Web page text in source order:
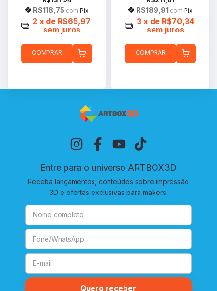
R$118,75 com Pix
2 x de R$65,97
sem juros
COMPRAR
R$189,91 com Pix
3 x de R$70,34
sem juros
COMPRAR
Entre para o universo ARTBOX3D
Receba lançamentos, conteúdos sobre impressão
3D e ofertas exclusivas para makers.